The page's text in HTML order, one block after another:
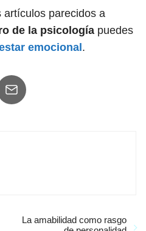
artículos parecidos a
de la psicología puedes
emocional .
La amabilidad como rasgo